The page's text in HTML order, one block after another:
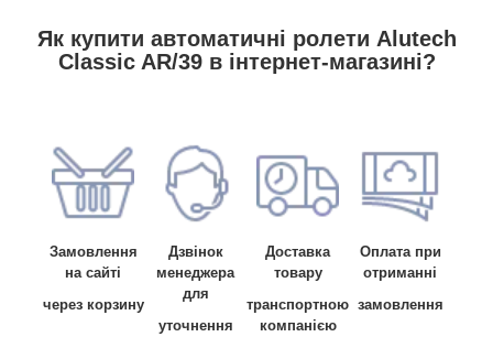
Як купити автоматичні ролети Alutech
Classic AR/39 в інтернет-магазині?
Замовлення
на сайті
через корзину
Дзвінок
менеджера
для
уточнення
Доставка
товару
транспортною
компанією
Оплата при
отриманні
замовлення